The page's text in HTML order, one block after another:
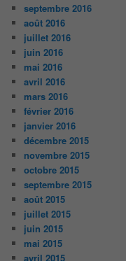
septembre 2016
août 2016
juillet 2016
juin 2016
mai 2016
avril 2016
mars 2016
février 2016
janvier 2016
décembre 2015
novembre 2015
octobre 2015
septembre 2015
août 2015
juillet 2015
juin 2015
mai 2015
avril 2015